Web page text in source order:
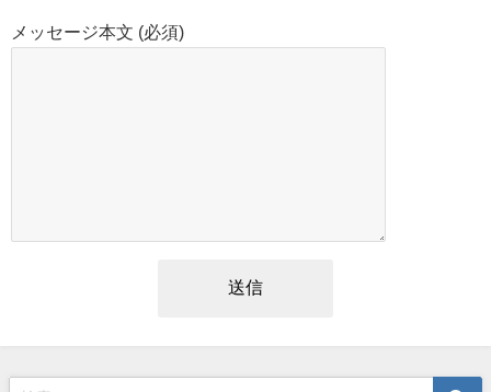
メッセージ本文 (必須)